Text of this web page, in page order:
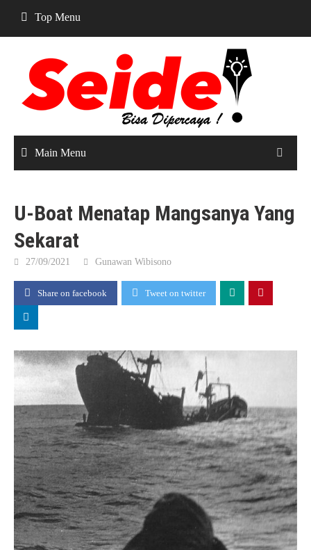
content
Top Menu
Main Menu
U-Boat Menatap Mangsanya Yang
Sekarat
27/09/2021 Gunawan Wibisono
Share on facebook Tweet on twitter